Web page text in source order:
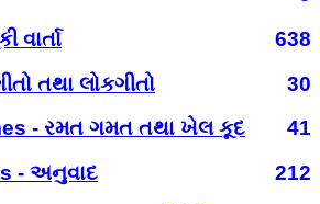
વાર્તા
638
તથા લોકગીતો
30
- રમત ગમત તથા ખેલ કૂદ
41
- અનુવાદ
212